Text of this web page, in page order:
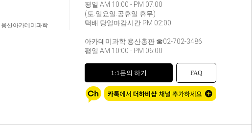
용산아카데미과학
평일 AM 10:00 - PM 07:00
(토.일요일.공휴일 휴무)
택배 당일마감시간 PM 02:00
아카데미과학 용산총판 ☎02-702-3486
평일 AM 10:00 - PM 06:00
1:1문의 하기 FAQ